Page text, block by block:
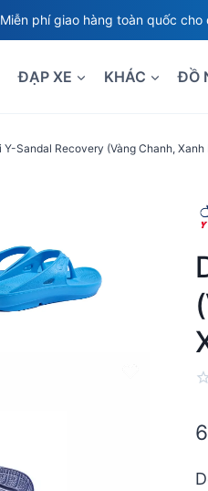
Miễn phí giao hàng toàn quốc
ĐẠP XE KHÁC ĐỒ
Sandal Recovery (Vàng Chanh,